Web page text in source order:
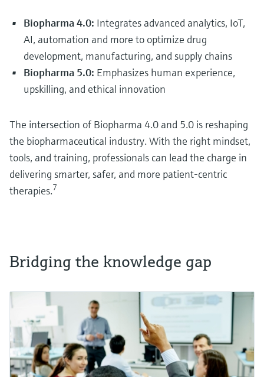
Biopharma 4.0: Integrates advanced analytics, IoT,
AI, automation and more to optimize drug
development, manufacturing, and supply chains
Biopharma 5.0: Emphasizes human experience,
upskilling, and ethical innovation
The intersection of Biopharma 4.0 and 5.0 is reshaping
the biopharmaceutical industry. With the right mindset,
tools, and training, professionals can lead the charge in
delivering smarter, safer, and more patient-centric
therapies.7
Bridging the knowledge gap